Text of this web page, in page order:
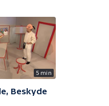
5 min
Beskyde